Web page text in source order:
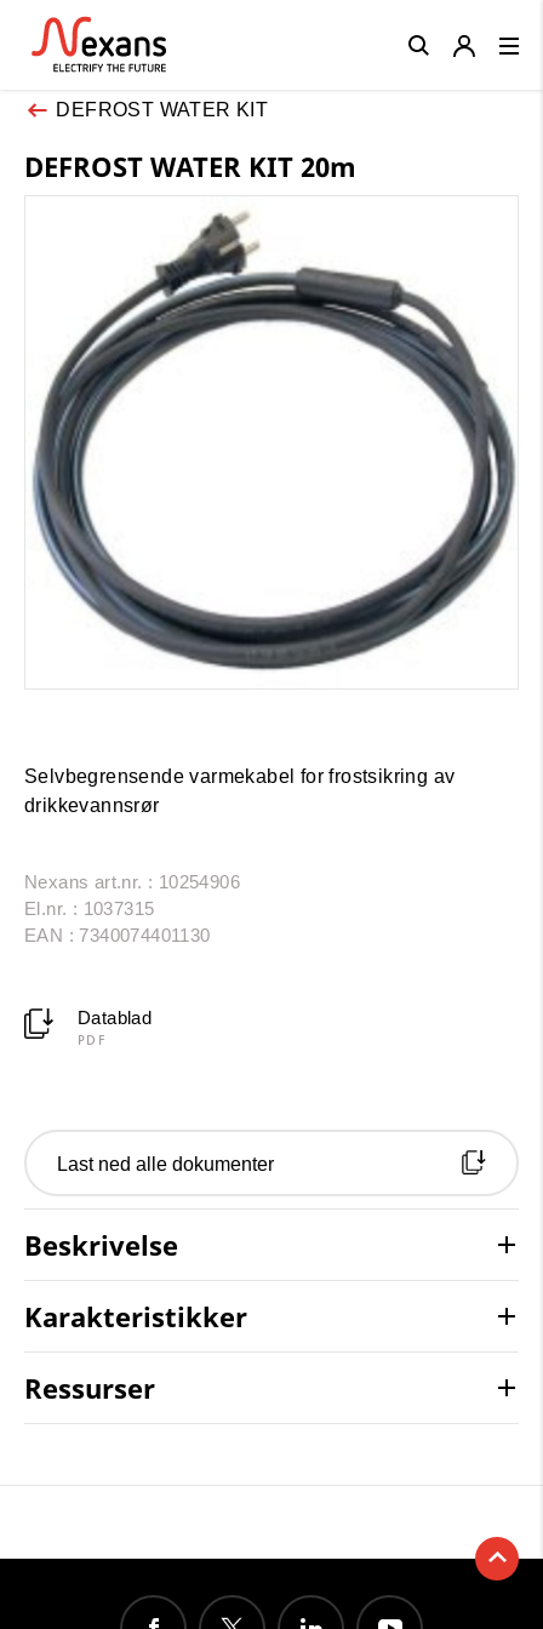
DEFROST WATER KIT
DEFROST WATER KIT 20m
Selvbegrensende varmekabel for frostsikring av
drikkevannsrør
Nexans art.nr. : 10254906
El.nr. : 1037315
EAN : 7340074401130
Datablad
PDF
Last ned alle dokumenter
Beskrivelse
Karakteristikker
Ressurser
Close